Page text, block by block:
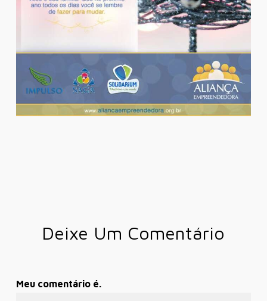
Deixe Um Comentário
Meu comentário é.